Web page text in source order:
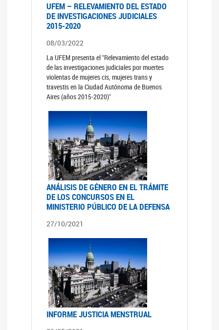
UFEM – RELEVAMIENTO DEL ESTADO
DE INVESTIGACIONES JUDICIALES
2015-2020
08/03/2022
La UFEM presenta el "Relevamiento del estado
de las investigaciones judiciales por muertes
violentas de mujeres cis, mujeres trans y
travestis en la Ciudad Autónoma de Buenos
Aires (años 2015-2020)"
ANÁLISIS DE GÉNERO EN EL TRÁMITE
DE LOS CONCURSOS EN EL
MINISTERIO PÚBLICO DE LA DEFENSA
27/10/2021
INFORME JUSTICIA MENSTRUAL